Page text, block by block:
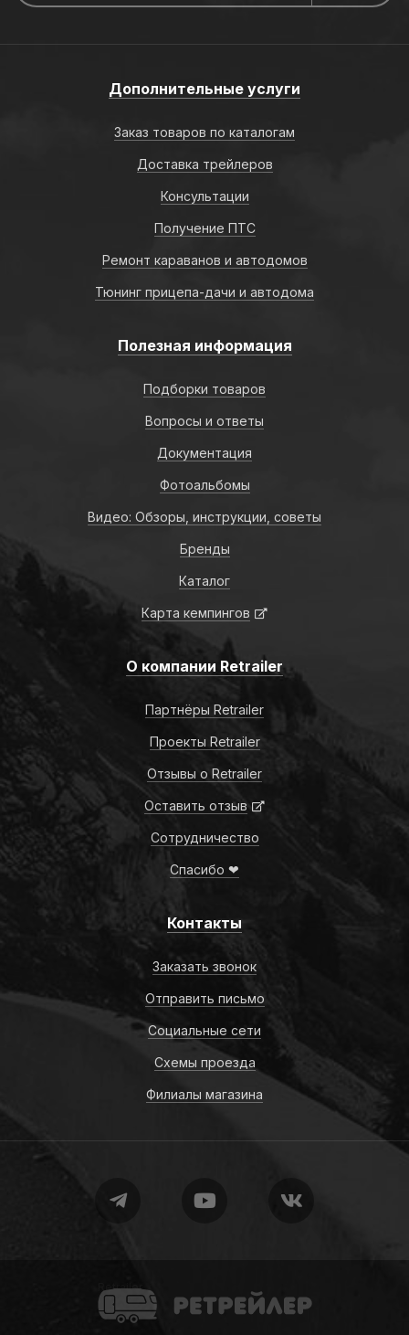
Дополнительные услуги
Заказ товаров по каталогам
Доставка трейлеров
Консультации
Получение ПТС
Ремонт караванов и автодомов
Тюнинг прицепа-дачи и автодома
Полезная информация
Подборки товаров
Вопросы и ответы
Документация
Фотоальбомы
Видео: Обзоры, инструкции, советы
Бренды
Каталог
Карта кемпингов
О компании Retrailer
Партнёры Retrailer
Проекты Retrailer
Отзывы о Retrailer
Оставить отзыв
Сотрудничество
Спасибо ❤
Контакты
Заказать звонок
Отправить письмо
Социальные сети
Схемы проезда
Филиалы магазина
Retrailer